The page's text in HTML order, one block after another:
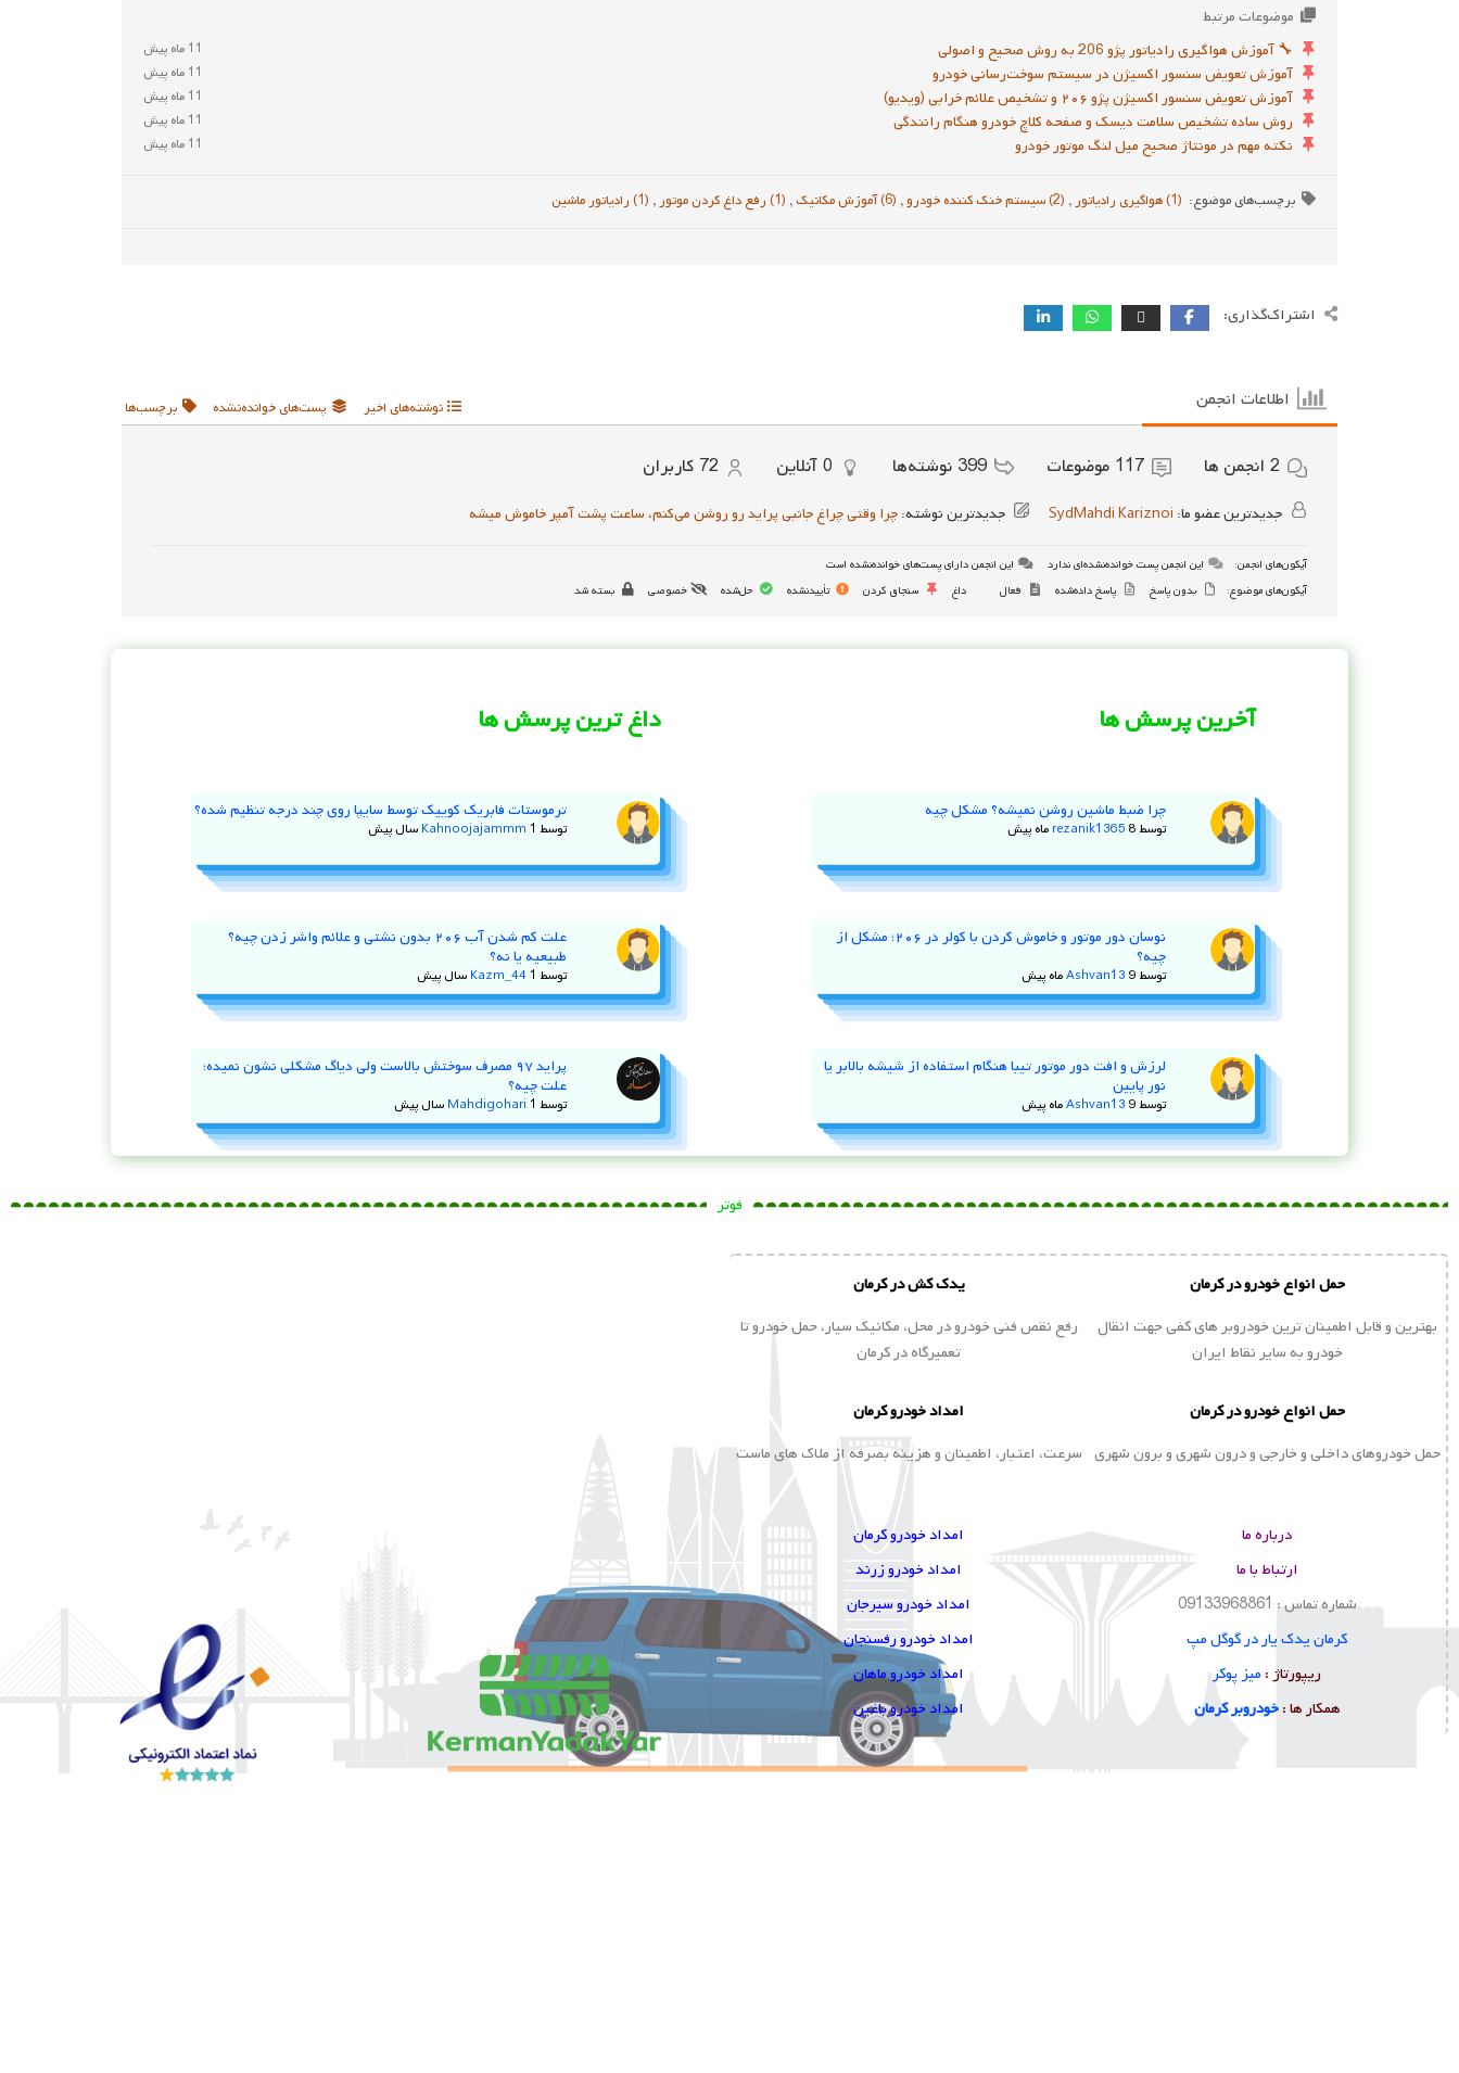
موضوعات مرتبط
🔧 آموزش هواگیری رادیاتور پژو 206 به روش صحیح و اصولی
11 ماه پیش
آموزش تعویض سنسور اکسیژن در سیستم سوخت‌رسانی خودرو 11 ماه پیش
آموزش تعویض سنسور اکسیژن پژو ۲۰۶ و تشخیص علائم خرابی (ویدیو) 11 ماه پیش
روش ساده تشخیص سلامت دیسک و صفحه کلاچ خودرو هنگام رانندگی 11 ماه پیش
نکته مهم در مونتاژ صحیح میل لنگ موتور خودرو 11 ماه پیش
برچسب‌های موضوع: (1) هواگیری رادیاتور , (2) سیستم خنک کننده خودرو , (6) آموزش مکانیک , (1) رفع داغ کردن موتور , (1) رادیاتور ماشین
اشتراک‌گذاری:
اطلاعات انجمن نوشته‌های اخیر پست‌های خوانده‌نشده برچسب‌ها
2 انجمن ها 117 موضوعات 399 نوشته‌ها 0آنلاین 72 کاربران
جدیدترین عضو ما: SydMahdi Kariznoi جدیدترین نوشته:چرا وقتی چراغ جانبی پراید رو روشن می‌کنم، ساعت پشت آمپر خاموش میشه
آیکون‌های انجمن: این انجمن پست خوانده‌نشده‌ای ندارد
این انجمن دارای پست‌های خوانده‌نشده است
آیکون‌های موضوع:
بدون پاسخ پاسخ داده‌شده فعال داغ سنجاق کردن تأییدنشده حل‌شده خصوصی بسته شد
آخرین پرسش ها
چرا ضبط ماشین روشن نمیشه؟ مشکل چیه
توسط rezanik1365 8 ماه پیش
نوسان دور موتور و خاموش کردن با کولر در ۲۰۶؛ مشکل از
چیه؟
توسط Ashvan13 9 ماه پیش
لرزش و افت دور موتور تیبا هنگام استفاده از شیشه‌ بالابر یا
نور پایین
توسط Ashvan13 9 ماه پیش
داغ ترین پرسش ها
ترموستات فابریک کوییک توسط سایپا روی چند درجه تنظیم شده؟
توسط Kahnoojajammm 1 سال پیش
علت کم شدن آب ۲۰۶ بدون نشتی و علائم واشر زدن چیه؟
طبیعیه یا نه؟
توسط Kazm_44 1 سال پیش
پراید ۹۷ مصرف سوختش بالاست ولی دیاگ مشکلی نشون نمیده؛
علت چیه؟
توسط Mahdigohari 1 سال پیش
فوتر
حمل انواع خودرو در کرمان
بهترین و قابل اطمینان ترین خودروبر های کفی جهت انقال
خودرو به سایر نقاط ایران
یدک کش در کرمان
رفع نقص فنی خودرو در محل، مکانیک سیار، حمل خودرو تا
تعمیرگاه در کرمان
حمل انواع خودرو در کرمان
حمل خودروهای داخلی و خارجی و درون شهری و برون شهری
امداد خودرو کرمان
سرعت، اعتبار، اطمینان و هزینه بصرفه از ملاک های ماست
درباره ما
ارتباط با ما
شماره تماس : 09133968861
کرمان یدک یار در گوگل مپ
ریپورتاژ : میز پوکر
همکار ها :خودروبر کرمان
امداد خودرو کرمان
امداد خودرو زرند
امداد خودرو سیرجان
امداد خودرو رفسنجان
امداد خودرو ماهان
امداد خودرو باغین